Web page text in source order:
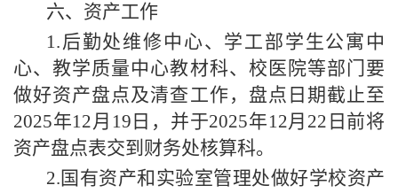
六、资产工作
1.后勤处维修中心、学工部学生公寓中
心、教学质量中心教材科、校医院等部门要
做好资产盘点及清查工作， 盘点日期截止至
2025年12月19日，并于2025年12月22 日前将
资产盘点表交到财务处核算科。
2.国有资产和实验室管理处做好学校资产